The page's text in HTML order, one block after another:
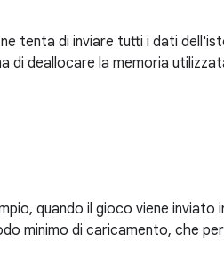
tenta di inviare tutti i dati
di deallocare la memoria
quando il gioco viene inviato
minimo di caricamento, che